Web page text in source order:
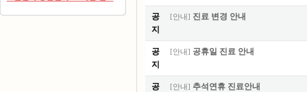
공
지
[안내] 진료 변경 안내
공
지
[안내] 공휴일 진료 안내
공
[안내] 추석연휴 진료안내